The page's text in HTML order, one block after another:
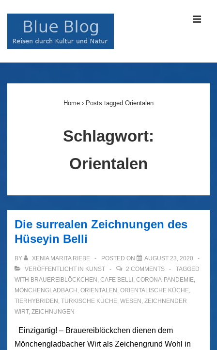
Navigation
Home › Posts tagged Orientalen
Schlagwort:
Orientalen
Die surrealen Zeichnungen des
Hüseyin Belli
BY XENIA MARITA RIEBE POSTED ON
AUGUST 23, 2020
VERÖFFENTLICHT IN KUNST 2 COMMENTS
TAGGED
WITH BRAUEREIBLÖCKCHEN , CAFE BELLI , CORONA-PANDEMIE,
MÖNCHENGLADBACH , ORIENTALEN , ORIENTALISCHE KÜCHE,
TIERHYBRIDEN , TÜRKISCHE KÜCHE, WESEN , ZEICHNENDER
WIRT, ZEICHNUNGEN
Einzigartig! – Brauereiblöckchen dienen dem
Mönchengladbacher Wirt als Zeichengrund Wohl in